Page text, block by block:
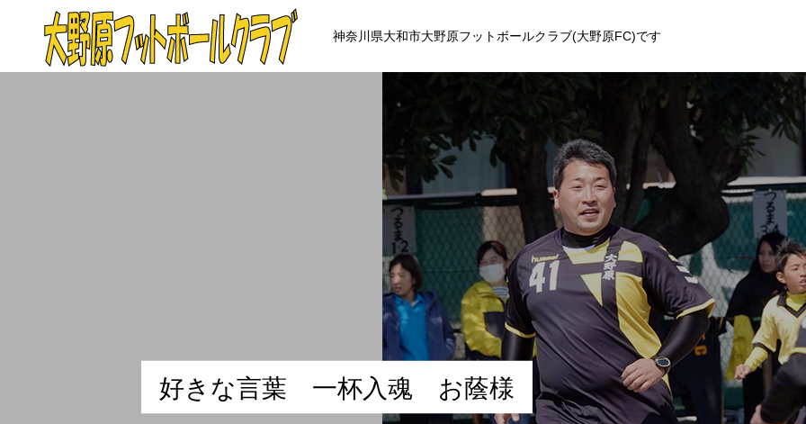
神奈川県大和市大野原フットボールクラブ(大野原FC)です
好き な言葉 一杯入魂 お蔭様